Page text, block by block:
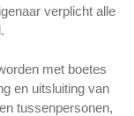
verplicht alle
met boetes
en uitsluiting van
tussenpersonen,